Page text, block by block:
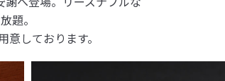
題。
しております。